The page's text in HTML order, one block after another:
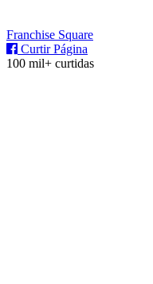
Franchise Square
Curtir Página
100 mil+ curtidas